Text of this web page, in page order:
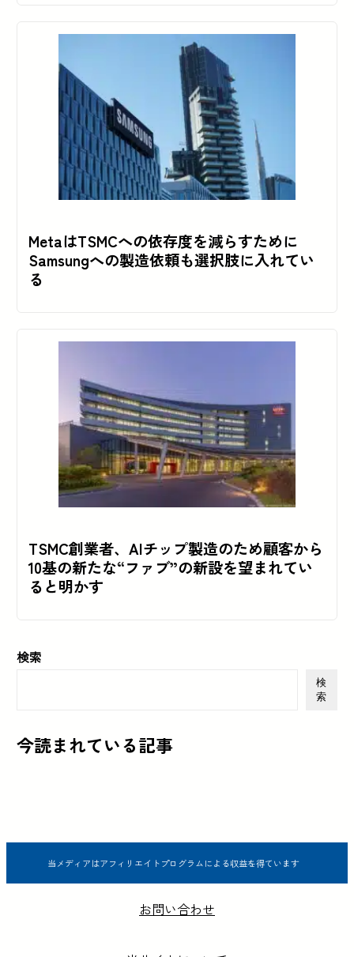
MetaはTSMCへの依存度を減らすために
Samsungへの製造依頼も選択肢に入れてい
る
TSMC創業者、AIチップ製造のため顧客から
10基の新たな“ファブ”の新設を望まれてい
ると明かす
検索
検
索
今読まれている記事
当メディアはアフィリエイトプログラムによる収益を得ています
お問い合わせ